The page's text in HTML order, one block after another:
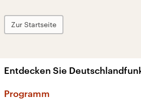
Zur Startseite
Entdecken Sie
Programm